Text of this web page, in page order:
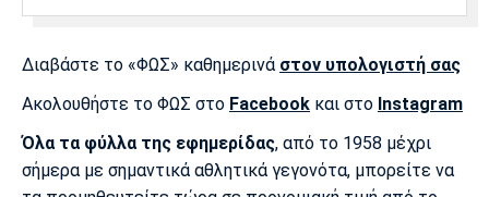
Μονακό
Ερυθρός
Αστέρας
Τότεναμ
Διαβάστε το «ΦΩΣ» καθημερινά στον υπολογιστή σας
Ακολουθήστε το ΦΩΣ στο Facebook και στο Instagram
Όλα τα φύλλα της εφημερίδας, από το 1958 μέχρι
σήμερα με σημαντικά αθλητικά γεγονότα, μπορείτε να